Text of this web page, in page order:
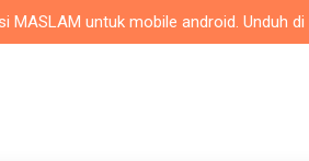
untuk mobile android. Unduh di